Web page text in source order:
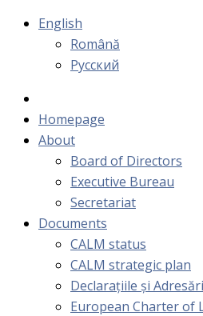
English
Română
Русский
Homepage
About
Board of Directors
Executive Bureau
Secretariat
Documents
CALM status
CALM strategic plan
Declarațiile și
European Charter of